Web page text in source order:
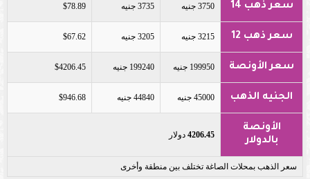
سعر ذهب 14 3750 جنيه 3735 جنيه $78.89
سعر ذهب 12 3215 جنيه 3205 جنيه $67.62
سعر الأونصة 199950 جنيه 199240 جنيه $4206.45
الجنيه الذهب 45000 جنيه 44840 جنيه $946.68
الأونصة
بالدولار
4206.45 دولار
سعر الذهب بمحلات الصاغة تختلف بين منطقة وأخرى